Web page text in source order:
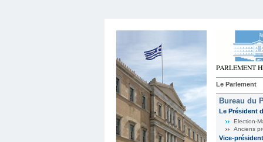
Le Parlement
Bureau du
Le Président
Election-
Anciens
Vice-